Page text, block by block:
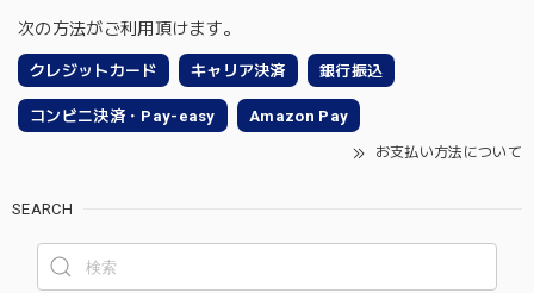
次の方法がご利用頂けます。
クレジットカード キャリア決済 銀行振込
コンビニ決済・Pay-easy Amazon Pay
お支払い方法について
SEARCH